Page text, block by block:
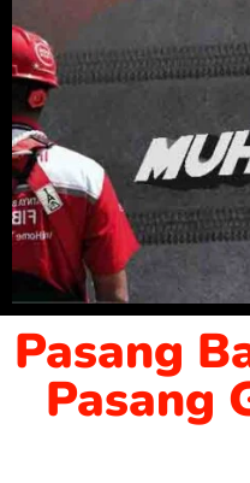
Pasang
Pasang